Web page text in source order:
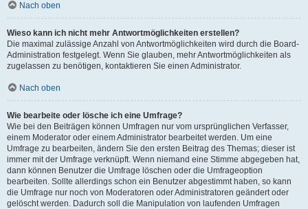
Nach oben
Wieso kann ich nicht mehr Antwortmöglichkeiten erstellen?
Die maximal zulässige Anzahl von Antwortmöglichkeiten wird durch die Board-
Administration festgelegt. Wenn Sie glauben, mehr Antwortmöglichkeiten als
zugelassen zu benötigen, kontaktieren Sie einen Administrator.
Nach oben
Wie bearbeite oder lösche ich eine Umfrage?
Wie bei den Beiträgen können Umfragen nur vom ursprünglichen Verfasser,
einem Moderator oder einem Administrator bearbeitet werden. Um eine
Umfrage zu bearbeiten, ändern Sie den ersten Beitrag des Themas; dieser ist
immer mit der Umfrage verknüpft. Wenn niemand eine Stimme abgegeben hat,
dann können Benutzer die Umfrage löschen oder die Umfrageoption
bearbeiten. Sollte allerdings schon ein Benutzer abgestimmt haben, so kann
die Umfrage nur noch von Moderatoren oder Administratoren geändert oder
gelöscht werden. Dadurch soll die Manipulation von laufenden Umfragen